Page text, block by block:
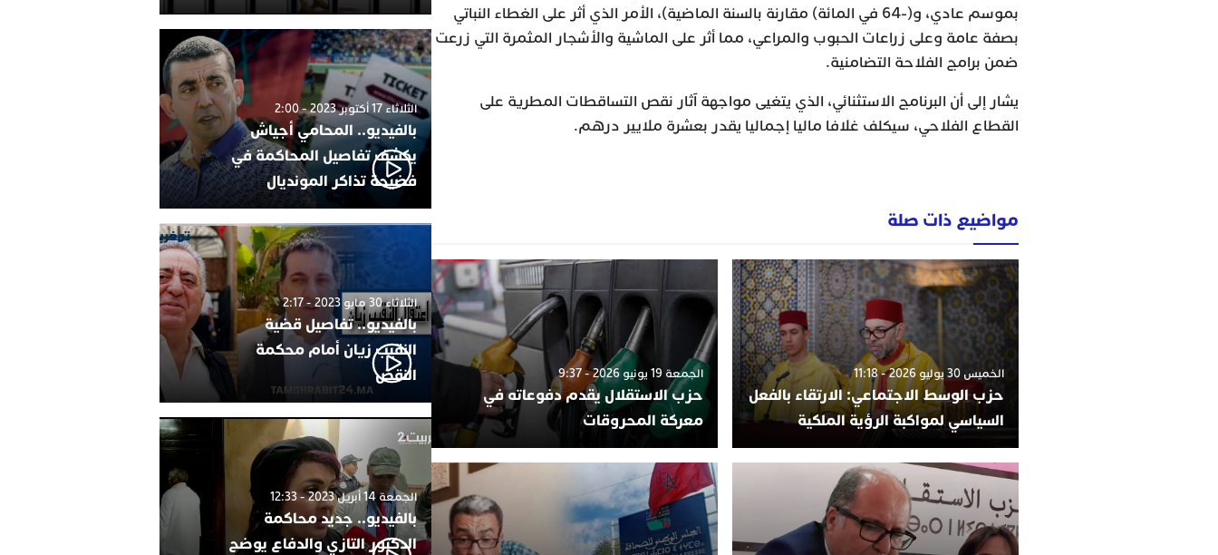
بموسم عادي، و(-64 في المائة) مقارنة بالسنة الماضية)، الأمر الذي أثر على الغطاء النباتي
بصفة عامة وعلى زراعات الحبوب والمراعي، مما أثر على الماشية والأشجار المثمرة التي زرعت
ضمن برامج الفلاحة التضامنية.
يشار إلى أن البرنامج الاستثنائي، الذي يتغيى مواجهة آثار نقص التساقطات المطرية على
القطاع الفلاحي، سيكلف غلافا ماليا إجماليا يقدر بعشرة ملايير درهم.
مواضيع ذات صلة
الخميس 30 يوليو 2026 - 11:18
حزب الوسط الاجتماعي: الارتقاء بالفعل
السياسي لمواكبة الرؤية الملكية
الجمعة 19 يونيو 2026 - 9:37
حزب الاستقلال يقدم دفوعاته في
معركة المحروقات
الثلاثاء 17 أكتوبر 2023 - 2:00
بالفيديو.. المحامي أجياش
يكشف تفاصيل المحاكمة في
فضيحة تذاكر المونديال
الثلاثاء 30 مايو 2023 - 2:17
بالفيديو.. تفاصيل قضية
النقيب زيان أمام محكمة
النقض
الجمعة 14 أبريل 2023 - 12:33
بالفيديو.. جديد محاكمة
الدكتور التازي والدفاع يوضح